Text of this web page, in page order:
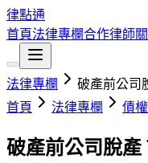
律點通
首頁法律專欄合作律師
法律專欄
破產前公司
首頁
法律專欄 債
破產前公司脫